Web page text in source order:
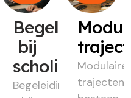
Begeleiding
bij
scholing
Begeleiding
Modulaire
trajecten